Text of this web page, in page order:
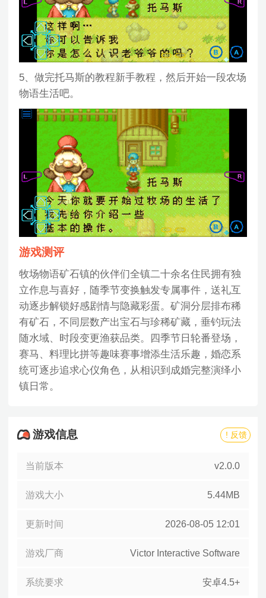
5、做完托马斯的教程新手教程，然后开始一段农场
物语生活吧。
游戏测评
牧场物语矿石镇的伙伴们全镇二十余名住民拥有独
立作息与喜好，随季节变换触发专属事件，送礼互
动逐步解锁好感剧情与隐藏彩蛋。矿洞分层排布稀
有矿石，不同层数产出宝石与珍稀矿藏，垂钓玩法
随水域、时段变更渔获品类。四季节日轮番登场，
赛马、料理比拼等趣味赛事增添生活乐趣，婚恋系
统可逐步追求心仪角色，从相识到成婚完整演绎小
镇日常。
游戏信息 ! 反馈
当前版本 v2.0.0
游戏大小 5.44MB
更新时间 2026-08-05 12:01
游戏厂商 Victor Interactive Software
系统要求 安卓4.5+